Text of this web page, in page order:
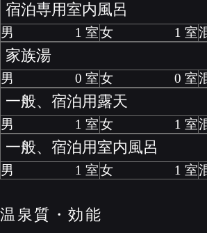
宿泊専用室内風呂
男 1 女 1
家族湯
男 0 女 0
一般、宿泊用露天
男 1 女 1
一般、宿泊用室内風呂
男 1 女 1
温泉質・効能